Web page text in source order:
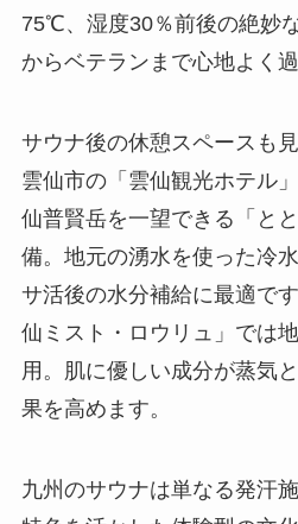
75℃、湿度30％前後の絶妙
からベテランまで心地よく過
サウナ後の休憩スペースも
雲仙市の「雲仙観光ホテル
仙普賢岳を一望できる「と
備。地元の湧水を使った冷
サ活後の水分補給に最適で
仙ミスト・ロウリュ」では
用。肌に優しい成分が蒸気
果を高めます。
九州のサウナは単なる発汗